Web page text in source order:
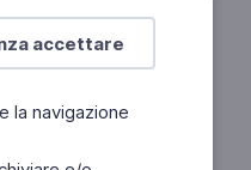
accettare
la navigazione